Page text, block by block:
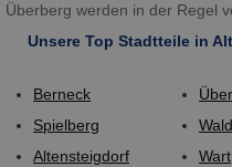
Überberg werden in der Regel
Unsere Top Stadtteile in
Berneck
Spielberg
Altensteigdorf
Wart